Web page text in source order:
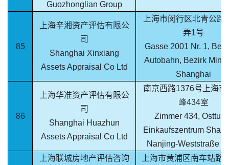
Guozhonglian Group
85
上海辛湘资产评估有限公
司
Shanghai Xinxiang
Assets Appraisal Co Ltd
上海市闵行区北青公路
弄1号
Gasse 2001 Nr. 1,
Autobahn, Bezirk
Shanghai
86
上海华准资产评估有限公
司
Shanghai Huazhun
Assets Appraisal Co Ltd
南京西路1376号上海商
峰434室
Zimmer 434,
Einkaufszentrum
Nanjing-Weststraße
上海联城房地产评估咨询
上海市黄浦区南车站路